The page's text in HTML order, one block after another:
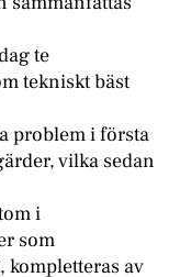
te
tekniskt bäst
problem i första
vilka sedan
i
som
kompletteras av